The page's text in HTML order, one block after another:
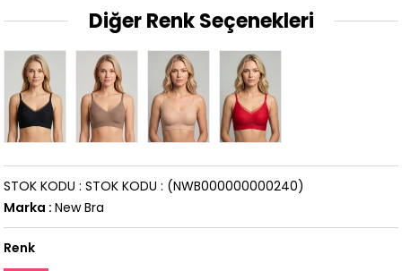
Diğer Renk Seçenekleri
(NWB000000000240)
STOK KODU
STOK KODU
Marka : New Bra
Renk